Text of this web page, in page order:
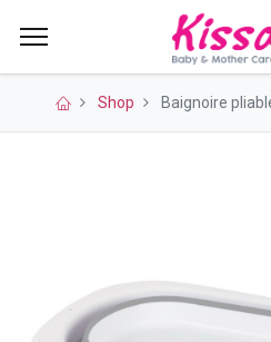
Shop Baignoire